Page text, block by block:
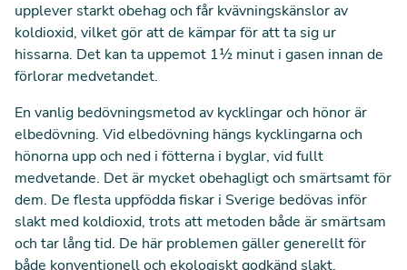
upplever starkt obehag och får kvävningskänslor av
koldioxid, vilket gör att de kämpar för att ta sig ur
hissarna. Det kan ta uppemot 1½ minut i gasen innan de
förlorar medvetandet.
En vanlig bedövningsmetod av kycklingar och hönor är
elbedövning. Vid elbedövning hängs kycklingarna och
hönorna upp och ned i fötterna i byglar, vid fullt
medvetande. Det är mycket obehagligt och smärtsamt för
dem. De flesta uppfödda fiskar i Sverige bedövas inför
slakt med koldioxid, trots att metoden både är smärtsam
och tar lång tid. De här problemen gäller generellt för
både konventionell och ekologiskt godkänd slakt.